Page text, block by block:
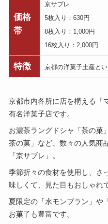
価格
帯
京サブレ
5枚入り：630円
8枚入り：1,000円
16枚入り：2,000円
特徴 京都の洋菓子土産と
京都市内各所に店を構える「
有名洋菓子店です。
お濃茶ラングドシャ「茶の菓
茶の菓」など、数々の人気商
「京サブレ」。
季節折々の食材を使用し、さ
味しくて、見た目もおしゃれ
夏限定の「水モンブラン」や
お菓子も豊富です。